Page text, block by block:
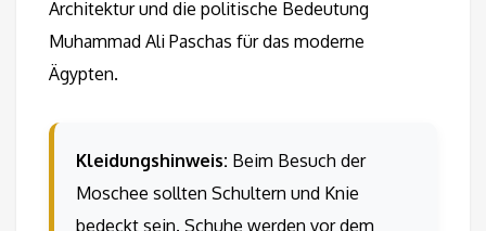
Architektur und die politische Bedeutung
Muhammad Ali Paschas für das moderne
Ägypten.
Kleidungshinweis: Beim Besuch der
Moschee sollten Schultern und Knie
bedeckt sein. Schuhe werden vor dem